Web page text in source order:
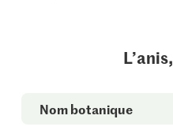
Nom botanique